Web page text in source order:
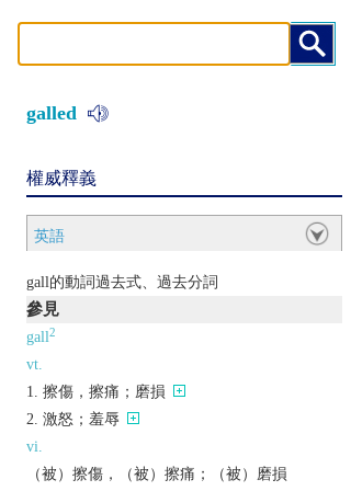
galled
權威釋義
英語
gall的動詞過去式、過去分詞
參見
gall2
vt.
擦傷，擦痛；磨損
激怒；羞辱
vi.
（被）擦傷，（被）擦痛；（被）磨損